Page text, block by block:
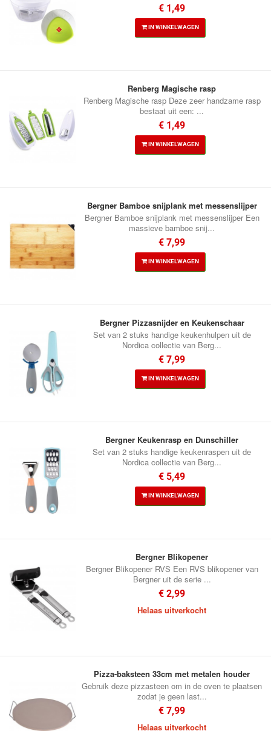
€ 1,49
IN WINKELWAGEN
Renberg Magische rasp
Renberg Magische rasp Deze zeer handzame rasp
bestaat uit een: ...
€ 1,49
IN WINKELWAGEN
Bergner Bamboe snijplank met messenslijper
Bergner Bamboe snijplank met messenslijper Een
massieve bamboe snij...
€ 7,99
IN WINKELWAGEN
Bergner Pizzasnijder en Keukenschaar
Set van 2 stuks handige keukenhulpen uit de
Nordica collectie van Berg...
€ 7,99
IN WINKELWAGEN
Bergner Keukenrasp en Dunschiller
Set van 2 stuks handige keukenraspen uit de
Nordica collectie van Berg...
€ 5,49
IN WINKELWAGEN
Bergner Blikopener
Bergner Blikopener RVS Een RVS blikopener van
Bergner uit de serie ...
€ 2,99
Helaas uitverkocht
Pizza-baksteen 33cm met metalen houder
Gebruik deze pizzasteen om in de oven te plaatsen
zodat je geen last...
€ 7,99
Helaas uitverkocht